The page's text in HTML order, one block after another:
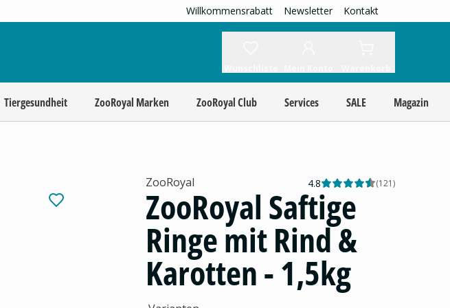
Willkommensrabatt Newsletter Kontakt
Tiergesundheit ZooRoyal Marken ZooRoyal Club Services SALE Magazin
ZooRoyal 4.8 (121)
ZooRoyal Saftige
Ringe mit Rind &
Karotten - 1,5kg